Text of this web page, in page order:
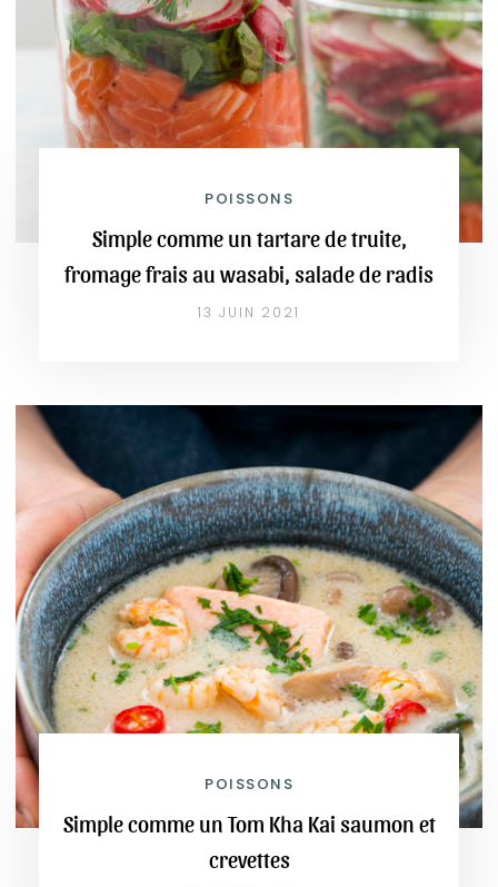
POISSONS
Simple comme un tartare de truite,
fromage frais au wasabi, salade de radis
13 JUIN 2021
POISSONS
Simple comme un Tom Kha Kai saumon et
crevettes